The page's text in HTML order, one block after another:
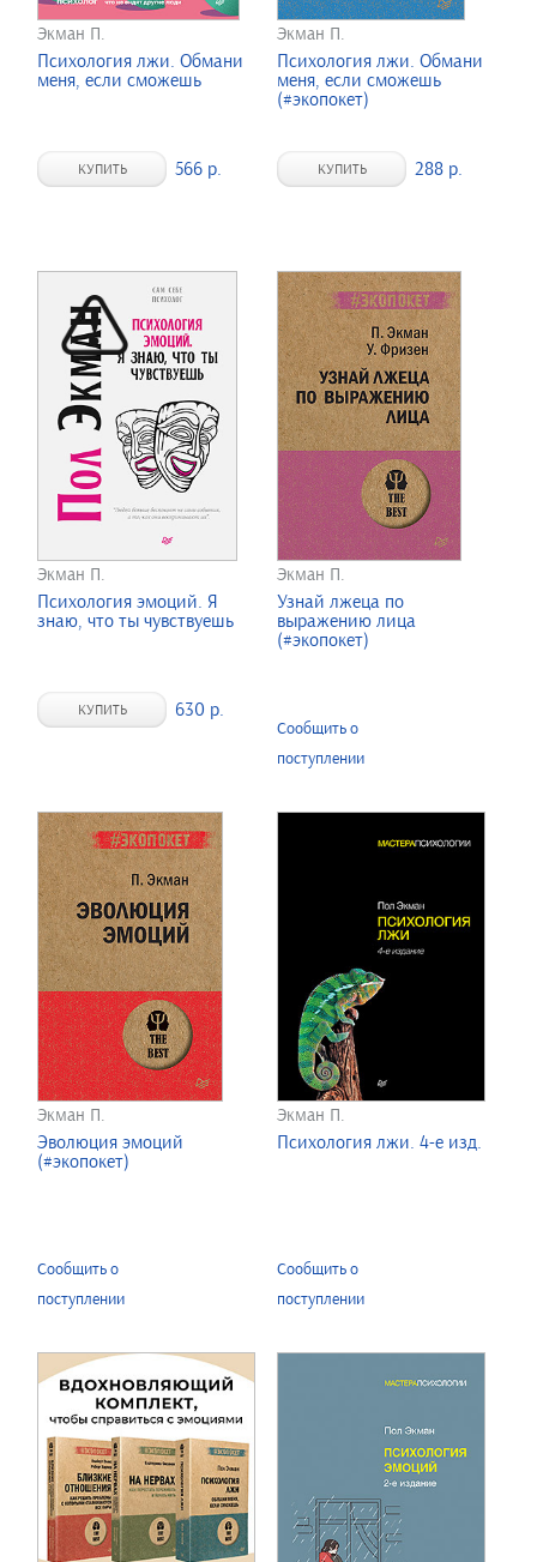
Экман П.
Психология лжи. Обмани
меня, если сможешь
КУПИТЬ 566 р.
Экман П.
Психология лжи. Обмани
меня, если сможешь
(#экопокет)
КУПИТЬ 288 р.
Экман П.
Психология эмоций. Я
знаю, что ты чувствуешь
КУПИТЬ 630 р.
Экман П.
Узнай лжеца по
выражению лица
(#экопокет)
Сообщить о
поступлении
Экман П.
Эволюция эмоций
(#экопокет)
Сообщить о
поступлении
Экман П.
Психология лжи. 4-е изд.
Сообщить о
поступлении